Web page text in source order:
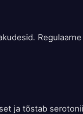
Regulaarne
ja tõstab